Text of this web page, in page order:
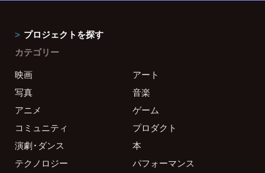
プロジェクトを探す
カテゴリー
映画
アート
写真
音楽
アニメ
ゲーム
コミュニティ
プロダクト
演劇・ダンス
本
テクノロジー
パフォーマンス